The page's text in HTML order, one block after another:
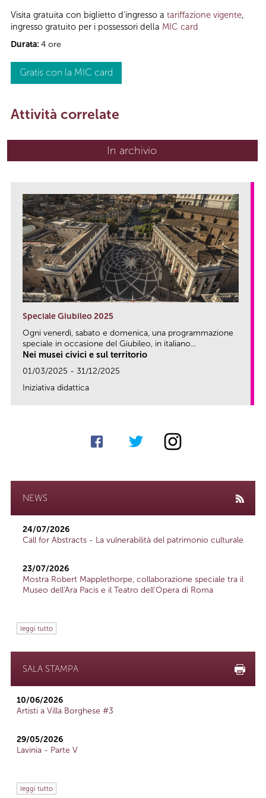
Visita gratuita con biglietto d'ingresso a tariffazione vigente,
ingresso gratuito per i possessori della MIC card
Durata: 4 ore
Gratis con la MIC card
Attività correlate
In archivio
Speciale Giubileo 2025
Ogni venerdì, sabato e domenica, una programmazione
speciale in occasione del Giubileo, in italiano...
Nei musei civici e sul territorio
01/03/2025 - 31/12/2025
Iniziativa didattica
NEWS
24/07/2026
Call for Abstracts - La vulnerabilità del patrimonio culturale
23/07/2026
Mostra Robert Mapplethorpe, collaborazione speciale tra il
Museo dell'Ara Pacis e il Teatro dell'Opera di Roma
leggi tutto
SALA STAMPA
10/06/2026
Artisti a Villa Borghese #3
29/05/2026
Lavinia - Parte V
leggi tutto